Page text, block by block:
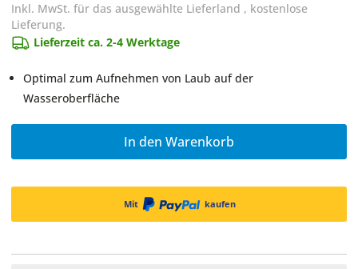
Inkl. MwSt. für das ausgewählte Lieferland , kostenlose
Lieferung.
Lieferzeit ca. 2-4 Werktage
Optimal zum Aufnehmen von Laub auf der
Wasseroberfläche
In den Warenkorb
Mit kaufen